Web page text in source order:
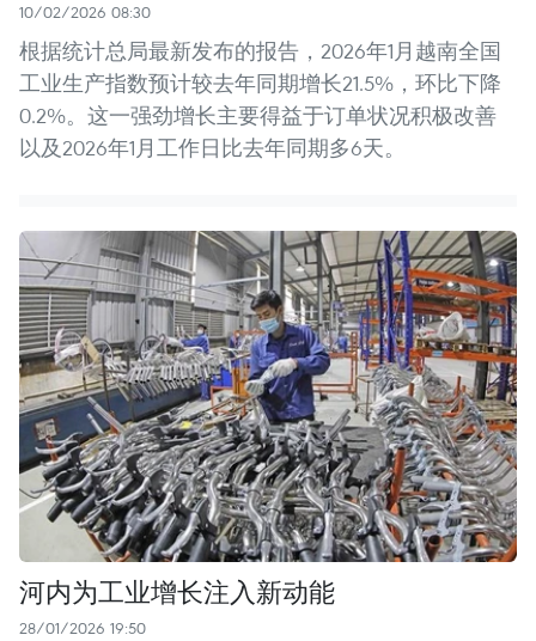
10/02/2026 08:30
根据统计总局最新发布的报告，2026年1月越南全国
工业生产指数预计较去年同期增长21.5%，环比下降
0.2%。这一强劲增长主要得益于订单状况积极改善
以及2026年1月工作日比去年同期多6天。
河内为工业增长注入新动能
28/01/2026 19:50